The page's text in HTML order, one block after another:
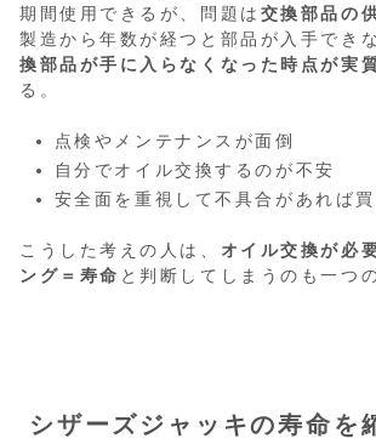
期間使用できるが、問題は 交換部品の
製造から年数が経つと部品が入手でき
換部品が手に入らなくなった時点が実
る。
点検やメンテナンスが面倒
自分でオイル交換するのが不安
安全面を重視して不具合があれば
こうした考えの人は、 オイル交換が必
ング＝寿命 と判断してしまうのも一つ
シザーズジャッキの寿命を